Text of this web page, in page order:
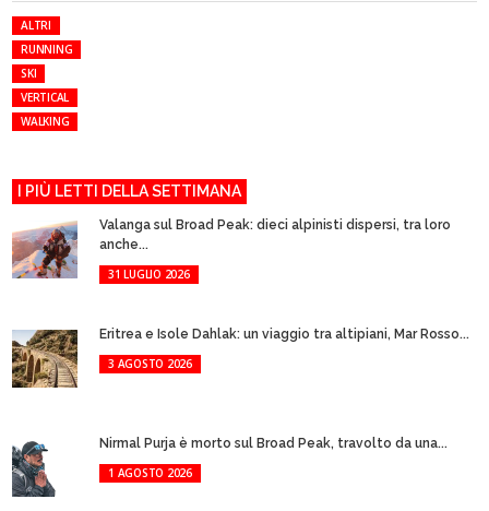
ALTRI
RUNNING
SKI
VERTICAL
WALKING
I PIÙ LETTI DELLA SETTIMANA
Valanga sul Broad Peak: dieci alpinisti dispersi, tra loro
anche...
31 LUGLIO 2026
Eritrea e Isole Dahlak: un viaggio tra altipiani, Mar Rosso...
3 AGOSTO 2026
Nirmal Purja è morto sul Broad Peak, travolto da una...
1 AGOSTO 2026